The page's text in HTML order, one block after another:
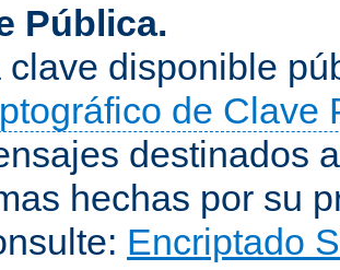
Pública.
clave disponible
de Clave
destinados
hechas por su
Encriptado